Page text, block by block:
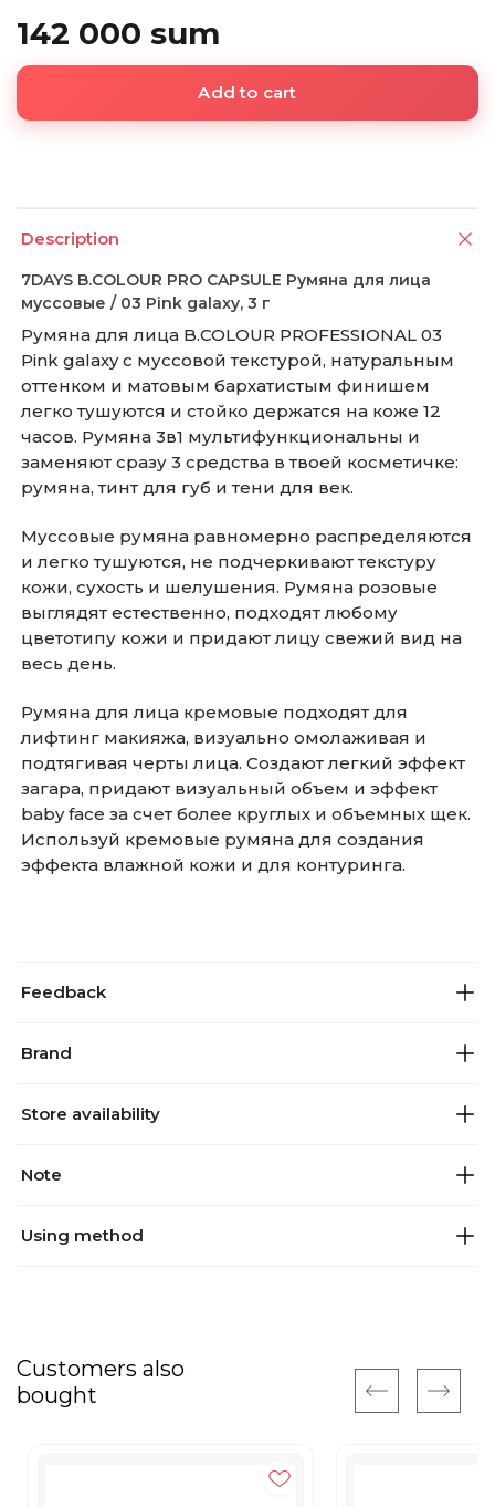
142 000 sum
Add to cart
Description
7DAYS B.COLOUR PRO CAPSULE Румяна для лица
муссовые / 03 Pink galaxy, 3 г
Румяна для лица B.COLOUR PROFESSIONAL 03
Pink galaxy с муссовой текстурой, натуральным
оттенком и матовым бархатистым финишем
легко тушуются и стойко держатся на коже 12
часов. Румяна 3в1 мультифункциональны и
заменяют сразу 3 средства в твоей косметичке:
румяна, тинт для губ и тени для век.
Муссовые румяна равномерно распределяются
и легко тушуются, не подчеркивают текстуру
кожи, сухость и шелушения. Румяна розовые
выглядят естественно, подходят любому
цветотипу кожи и придают лицу свежий вид на
весь день.
Румяна для лица кремовые подходят для
лифтинг макияжа, визуально омолаживая и
подтягивая черты лица. Создают легкий эффект
загара, придают визуальный объем и эффект
baby face за счет более круглых и объемных щек.
Используй кремовые румяна для создания
эффекта влажной кожи и для контуринга.
Feedback
Brand
Store availability
Note
Using method
Customers also
bought